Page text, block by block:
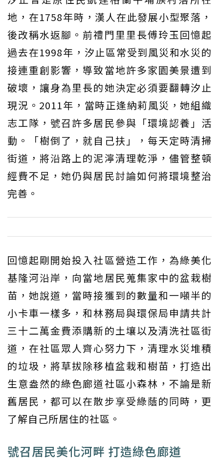
地，在1758年時，漢人在此發展小型聚落，
後改稱水返腳。前禮門里里長傅玲玉回憶起
過去在1998年，汐止區常受到風災和水災的
接連重創影響，導致當地許多家園美景遭到
破壞，讓身為里長的她決定必須要翻轉汐止
現況。2011年，當時正逢納莉風災，她組織
志工隊，號召許多居民參與「環境認養」活
動。「樹倒了，就自己扶」，每天定時清掃
街道，將沿路上的泥濘清理乾淨，儘管整頓
經費不足，她仍與居民討論如何將環境整治
完善。
回憶起剛開始投入社區營造工作，為綠美化
基隆河沿岸，向當地居民蒐集家中的盆栽樹
苗，她說道，當時接獲到的數量和一噸半的
小卡車一樣多，和林務局與環保局申請共計
三十二萬金費添購新的土壤以及清洗社區街
道，在社區眾人齊心努力下，清理水災堆積
的垃圾，將草拔除移植盆栽和樹苗，打造出
生意盎然的綠色廊道社區小森林，不論是新
舊居民，都可以在散步享受綠蔭的同時，更
了解自己所居住的社區。
號召居民美化河畔 打造綠色廊道